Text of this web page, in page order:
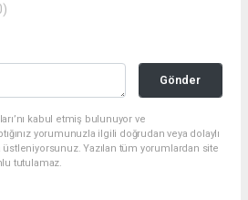
Gönder
kabul etmiş bulunuyor ve
yorumunuzla ilgili doğrudan veya dolaylı
Yazılan tüm yorumlardan site
tutulamaz.